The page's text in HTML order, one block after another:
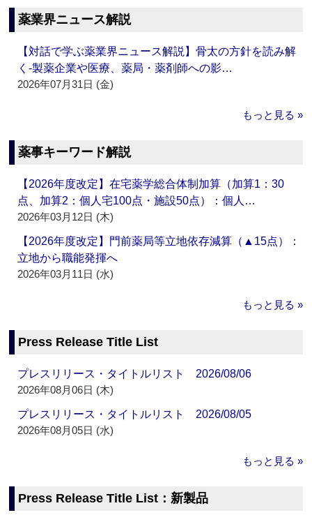
薬業界ニュース解説
【対話で学ぶ薬業界ニュース解説】骨太の方針を読み解
く‐製薬企業や医療、薬局・薬剤師への影…
2026年07月31日 (金)
もっと見る »
薬事キーワード解説
【2026年度改定】在宅薬学総合体制加算（加算1：30
点、加算2：個人宅100点・施設50点）：個人…
2026年03月12日 (木)
【2026年度改定】門前薬局等立地依存減算（▲15点）：
立地から職能発揮へ
2026年03月11日 (水)
もっと見る »
Press Release Title List
プレスリリース・タイトルリスト 2026/08/06
2026年08月06日 (木)
プレスリリース・タイトルリスト 2026/08/05
2026年08月05日 (水)
もっと見る »
Press Release Title List：新製品